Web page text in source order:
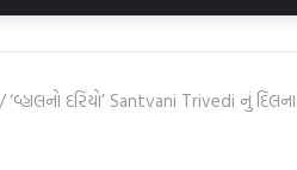
/‘વ્હાલનો દરિયો’ Santvani Trivedi નું